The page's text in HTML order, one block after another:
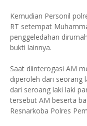
Kemudian Personil
RT setempat
penggeledahan
bukti lainnya.
Saat diinterogasi AM
diperoleh dari seorang
dari seroang laki laki
tersebut AM beserta
Resnarkoba Polres